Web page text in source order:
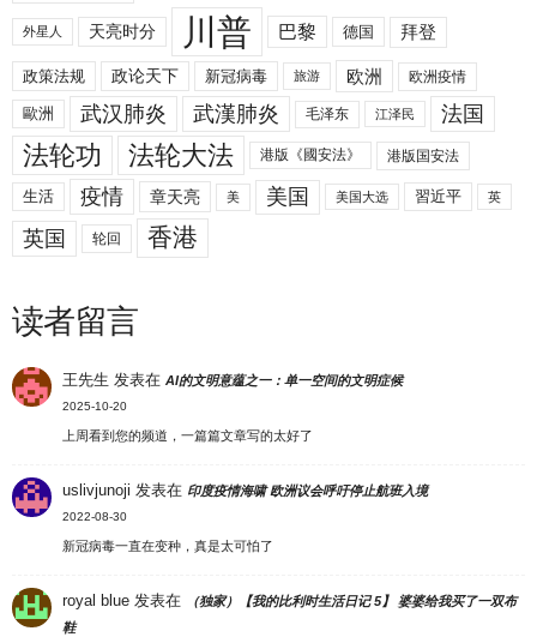
外星人 天亮时分 川普 巴黎 德国 拜登
政策法规 政论天下 新冠病毒 旅游 欧洲 欧洲疫情
歐洲 武汉肺炎 武漢肺炎 毛泽东 江泽民 法国
法轮功 法轮大法 港版《國安法》 港版国安法
生活 疫情 章天亮 美 美国 美国大选 習近平 英
英国 轮回 香港
读者留言
王先生 发表在AI的文明意蕴之一：单一空间的文明症候
2025-10-20
上周看到您的频道，一篇篇文章写的太好了
uslivjunoji 发表在 印度疫情海啸 欧洲议会呼吁停止航班入境
2022-08-30
新冠病毒一直在变种，真是太可怕了
royal blue 发表在
（独家）【我的比利时生活日记 5】 婆婆给我买了一双布
鞋